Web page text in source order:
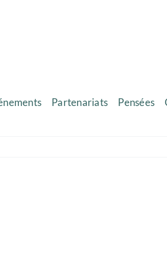
Partenariats Pensées